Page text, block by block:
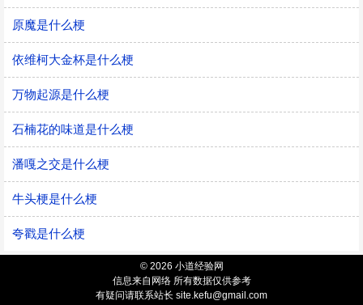
原魔是什么梗
依维柯大金杯是什么梗
万物起源是什么梗
石楠花的味道是什么梗
潘嘎之交是什么梗
牛头梗是什么梗
夸戳是什么梗
© 2026 小道经验网
信息来自网络 所有数据仅供参考
有疑问请联系站长 site.kefu@gmail.com